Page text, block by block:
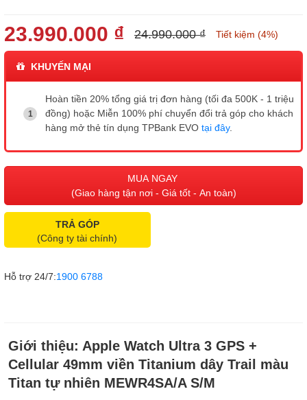
23.990.000 ₫ 24.990.000 ₫ Tiết kiệm (4%)
KHUYẾN MẠI
Hoàn tiền 20% tổng giá trị đơn hàng (tối đa 500K - 1 triệu
đồng) hoặc Miễn 100% phí chuyển đổi trả góp cho khách
hàng mở thẻ tín dụng TPBank EVO tại đây.
MUA NGAY
(Giao hàng tận nơi - Giá tốt - An toàn)
TRẢ GÓP
(Công ty tài chính)
Hỗ trợ 24/7:1900 6788
Giới thiệu: Apple Watch Ultra 3 GPS +
Cellular 49mm viền Titanium dây Trail màu
Titan tự nhiên MEWR4SA/A S/M